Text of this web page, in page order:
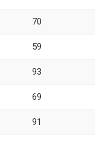
70
59
93
69
91